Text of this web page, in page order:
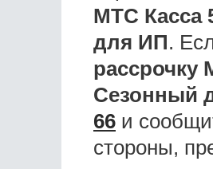
МТС Касса
для ИП.
рассрочку
Сезонный
66 и
стороны,